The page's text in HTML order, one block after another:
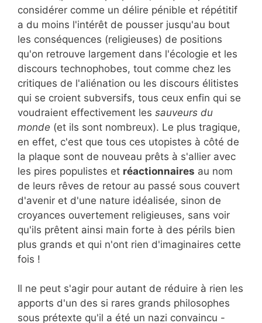
considérer comme un délire pénible et répétitif
a du moins l'intérêt de pousser jusqu'au bout
les conséquences (religieuses) de positions
qu'on retrouve largement dans l'écologie et les
discours technophobes, tout comme chez les
critiques de l'aliénation ou les discours élitistes
qui se croient subversifs, tous ceux enfin qui se
voudraient effectivement les sauveurs du
monde (et ils sont nombreux). Le plus tragique,
en effet, c'est que tous ces utopistes à côté de
la plaque sont de nouveau prêts à s'allier avec
les pires populistes et réactionnaires au nom
de leurs rêves de retour au passé sous couvert
d'avenir et d'une nature idéalisée, sinon de
croyances ouvertement religieuses, sans voir
qu'ils prêtent ainsi main forte à des périls bien
plus grands et qui n'ont rien d'imaginaires cette
fois !
Il ne peut s'agir pour autant de réduire à rien les
apports d'un des si rares grands philosophes
sous prétexte qu'il a été un nazi convaincu -